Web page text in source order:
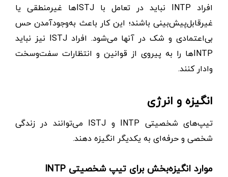
افراد INTP نباید در تعامل با ISTJها غیر‌منطقی یا
غیرقابل‌پیش‌بینی‌ باشند؛ این کار باعث به‌وجودآمدن حس
بی‌اعتمادی و شک در آنها می‌شود. افراد ISTJ نیز نباید
INTPها را به پیروی از قوانین و انتظارات سفت‌و‌سخت
وادار کنند.
انگیزه و انرژی
تیپ‌های شخصیتی INTP و ISTJ می‌توانند در زندگی
شخصی و حرفه‌ای به یکدیگر انگیزه دهند.
موارد انگیزه‌بخش برای تیپ شخصیتی INTP